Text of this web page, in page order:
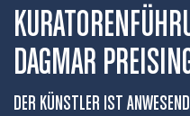
DAGMAR
DER KÜNSTLER IST